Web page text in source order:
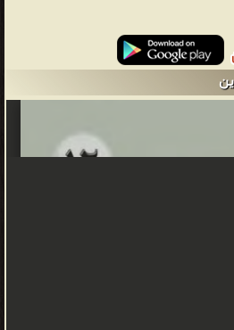
الإلكترونية الموصولة فيما
المرور عبرها وهي المكون الأساسي لكل
تستخدم في مجالات هندسية شتى مثل
ويعد الثنائي ذو الوصلة والترانزيستور
في تركيب أي دارة إلكترونية. تتكون